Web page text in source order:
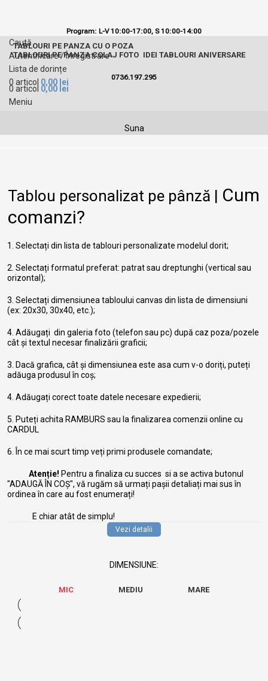
Program: L-V 10:00-17:00, S 10:00-14:00
Caută
Autentificare / Înregistrare
Lista de dorințe
0 articol 0,00 lei
TABLOURI PE PANZA CU O POZA
TABLOURI PE PANZA COLAJ FOTO IDEI TABLOURI ANIVERSARE
0736.197.295
0 articol 0,00 lei
Meniu
Suna
Tablou personalizat pe pânză | Cum
comanzi?
1. Selectați din lista de tablouri personalizate modelul dorit;
2. Selectați formatul preferat: patrat sau dreptunghi (vertical sau
orizontal);
3. Selectați dimensiunea tabloului canvas din lista de dimensiuni
(ex: 20x30, 30x40, etc.);
4. Adăugați din galeria foto (telefon sau pc) după caz poza/pozele
cât și textul necesar finalizării graficii;
3. Dacă grafica, cât și dimensiunea este asa cum v-o doriți, puteți
adăuga produsul în coș;
4. Adăugați corect toate datele necesare expedierii;
5. Puteți achita RAMBURS sau la finalizarea comenzii online cu
CARDUL
6. În ce mai scurt timp veți primi produsele comandate;
Atenție! Pentru a finaliza cu succes si a se activa butonul
"ADAUGĂ ÎN COȘ", vă rugăm să urmați pașii detaliați mai sus în
ordinea în care au fost enumerați!
E chiar atât de simplu!
Vezi detalii
DIMENSIUNE:
MIC MEDIU MARE